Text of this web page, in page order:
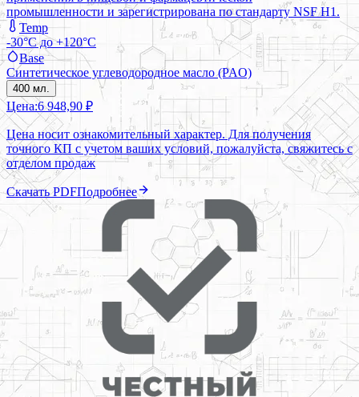
промышленности и зарегистрирована по стандарту NSF H1.
Temp
-30°C до +120°C
Base
Синтетическое углеводородное масло (PAO)
400 мл.
Цена:6 948,90 ₽
Цена носит ознакомительный характер. Для получения
точного КП с учетом ваших условий, пожалуйста, свяжитесь с
отделом продаж
Скачать PDFПодробнее